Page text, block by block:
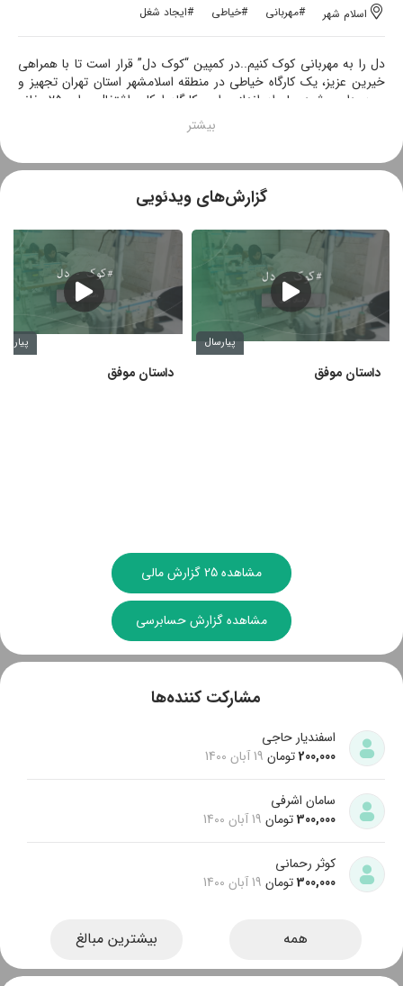
اسلام شهر #مهربانی #خیاطی #ایجاد شغل
دل را به مهربانی کوک کنیم..در کمپین “کوک دل” قرار است تا با همراهی
خیرین عزیز، یک کارگاه خیاطی در منطقه اسلامشهر استان تهران تجهیز و
بهره‌برداری شود. با راه اندازی این کارگاه امکان اشتغال برای ۲۵ خانم
سرپرست خانواده فراهم خواهد شد. این کارگاه در ادامه ی کمپین موفق
گزارش‌های ویدئویی
پیارسال
داستان موفق داستان موفق
مشاهده 25 گزارش مالی
مشاهده گزارش حسابرسی
مشارکت کننده‌ها
اسفنديار حاجی
200,000تومان 19 آبان 1400
سامان اشرفی
300,000تومان 19 آبان 1400
کوثر رحمانی
300,000تومان 19 آبان 1400
همه بیشترین مبالغ